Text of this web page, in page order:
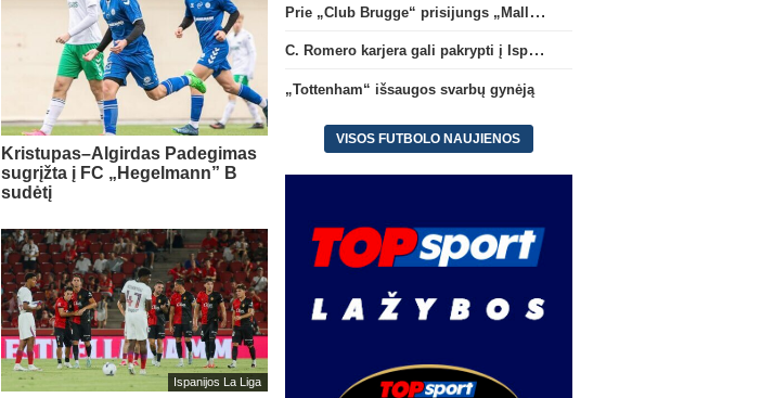
Kristupas–Algirdas Padegimas
sugrįžta į FC „Hegelmann” B
sudėtį
Ispanijos La Liga
Prie „Club Brugge“ prisijungs „Mallorca“ klube atsiskleidęs J. Virgili
C. Romero karjera gali pakrypti į Ispaniją
„Tottenham“ išsaugos svarbų gynėją
VISOS FUTBOLO NAUJIENOS